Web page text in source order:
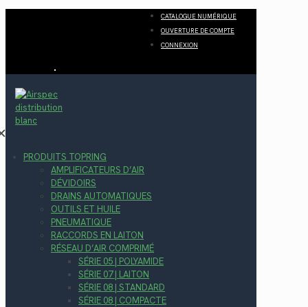
CATALOGUE NUMÉRIQUE
OUVERTURE DE COMPTE
CONNEXION
PRODUITS TOPRING
AMPLIFICATEURS D’AIR
DÉVIDOIRS
DRAINS AUTOMATIQUES
OUTILS ET HUILE
PNEUMATIQUE
RACCORDS EN LAITON
RÉSEAU D’AIR COMPRIMÉ
SÉRIE 05 | POLYAMIDE
SÉRIE 07 | LAITON
SÉRIE 08 | STANDARD
SÉRIE 08 | COMPACTE